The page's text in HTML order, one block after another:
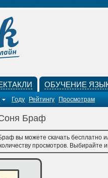
ОБУЧЕНИЕ
Году Рейтингу Просмотрам
Браф
вы можете скачать бесплатно
просмотров. Выбирайте